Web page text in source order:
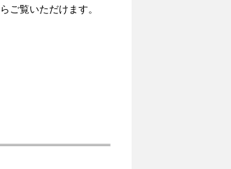
ご覧いただけます。